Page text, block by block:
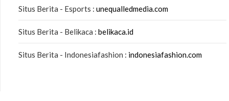
Situs Berita - Esports : unequalledmedia.com
Situs Berita - Belikaca : belikaca.id
Situs Berita - Indonesiafashion : indonesiafashion.com